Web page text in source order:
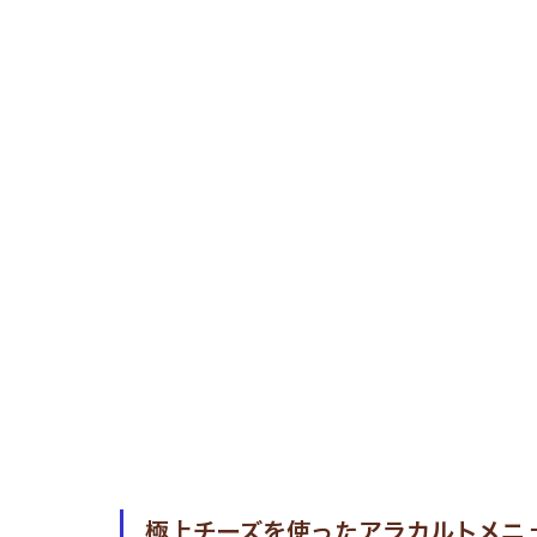
極上チーズを使ったアラカルトメニ